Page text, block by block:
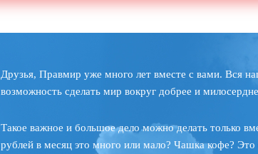
Друзья, Правмир уже много лет вместе с вами. Вся
возможность сделать мир вокруг добрее и
Такое важное и большое дело можно делать только
рублей в месяц это много или мало? Чашка кофе?